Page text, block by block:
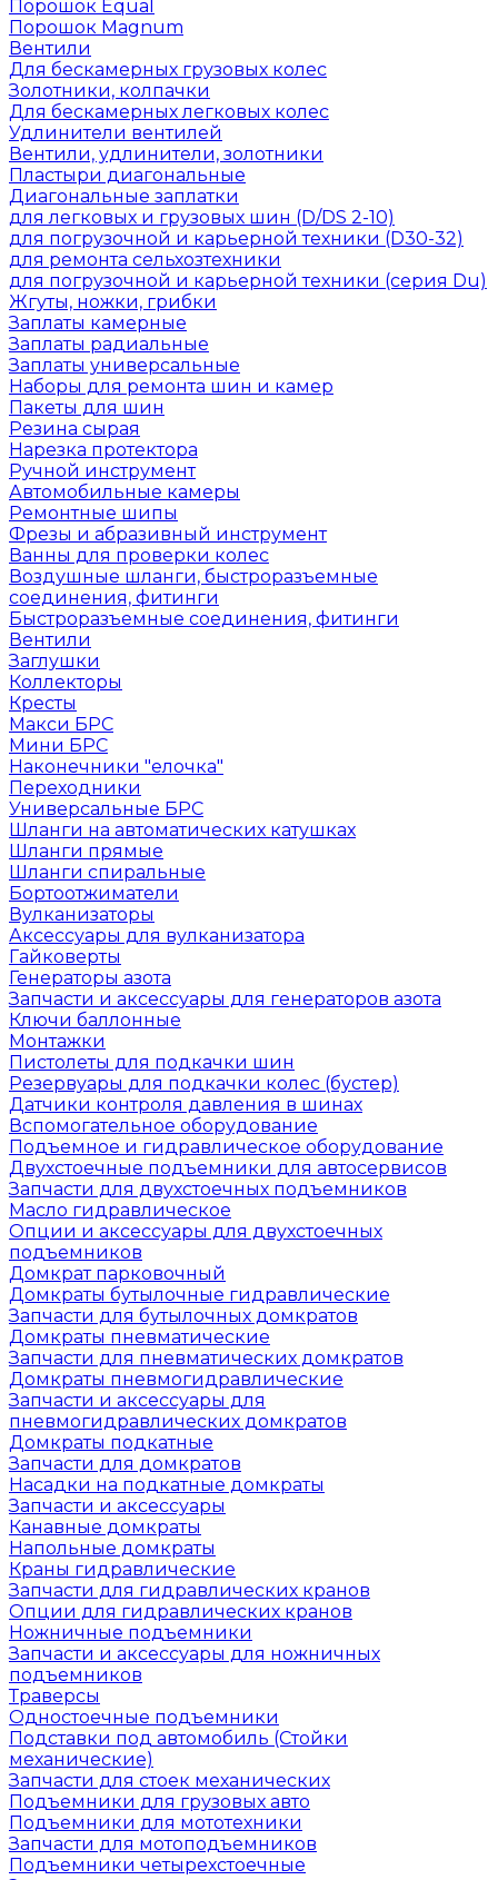
Порошок Equal
Порошок Magnum
Вентили
Для бескамерных грузовых колес
Золотники, колпачки
Для бескамерных легковых колес
Удлинители вентилей
Вентили, удлинители, золотники
Пластыри диагональные
Диагональные заплатки
для легковых и грузовых шин (D/DS 2-10)
для погрузочной и карьерной техники (D30-32)
для ремонта сельхозтехники
для погрузочной и карьерной техники (серия Du)
Жгуты, ножки, грибки
Заплаты камерные
Заплаты радиальные
Заплаты универсальные
Наборы для ремонта шин и камер
Пакеты для шин
Резина сырая
Нарезка протектора
Ручной инструмент
Автомобильные камеры
Ремонтные шипы
Фрезы и абразивный инструмент
Ванны для проверки колес
Воздушные шланги, быстроразъемные
соединения, фитинги
Быстроразъемные соединения, фитинги
Вентили
Заглушки
Коллекторы
Кресты
Макси БРС
Мини БРС
Наконечники "елочка"
Переходники
Универсальные БРС
Шланги на автоматических катушках
Шланги прямые
Шланги спиральные
Бортоотжиматели
Вулканизаторы
Аксессуары для вулканизатора
Гайковерты
Генераторы азота
Запчасти и аксессуары для генераторов азота
Ключи баллонные
Монтажки
Пистолеты для подкачки шин
Резервуары для подкачки колес (бустер)
Датчики контроля давления в шинах
Вспомогательное оборудование
Подъемное и гидравлическое оборудование
Двухстоечные подъемники для автосервисов
Запчасти для двухстоечных подъемников
Масло гидравлическое
Опции и аксессуары для двухстоечных
подъемников
Домкрат парковочный
Домкраты бутылочные гидравлические
Запчасти для бутылочных домкратов
Домкраты пневматические
Запчасти для пневматических домкратов
Домкраты пневмогидравлические
Запчасти и аксессуары для
пневмогидравлических домкратов
Домкраты подкатные
Запчасти для домкратов
Насадки на подкатные домкраты
Запчасти и аксессуары
Канавные домкраты
Напольные домкраты
Краны гидравлические
Запчасти для гидравлических кранов
Опции для гидравлических кранов
Ножничные подъемники
Запчасти и аксессуары для ножничных
подъемников
Траверсы
Одностоечные подъемники
Подставки под автомобиль (Стойки
механические)
Запчасти для стоек механических
Подъемники для грузовых авто
Подъемники для мототехники
Запчасти для мотоподъемников
Подъемники четырехстоечные